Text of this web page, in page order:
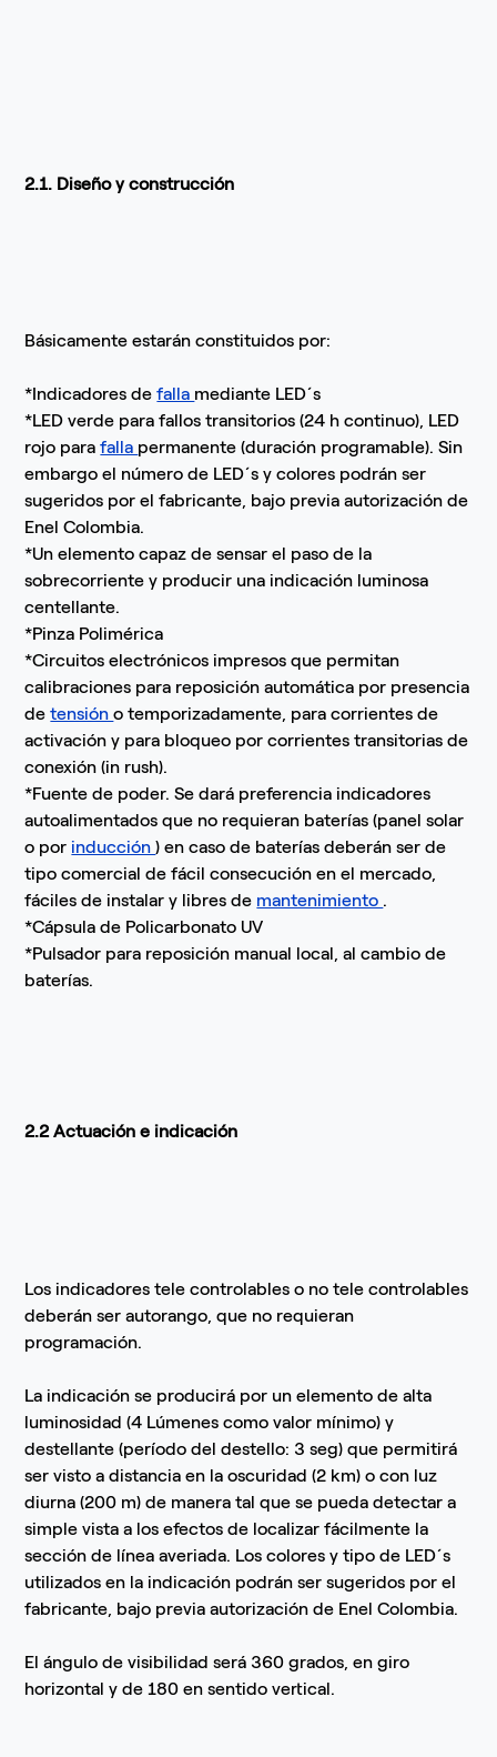
2.1. Diseño y construcción
Básicamente estarán constituidos por:
*Indicadores defalla mediante LED´s
*LED verde para fallos transitorios (24 h continuo), LED
rojo parafalla permanente (duración programable). Sin
embargo el número de LED´s y colores podrán ser
sugeridos por el fabricante, bajo previa autorización de
Enel Colombia.
*Un elemento capaz de sensar el paso de la
sobrecorriente y producir una indicación luminosa
centellante.
*Pinza Polimérica
*Circuitos electrónicos impresos que permitan
calibraciones para reposición automática por presencia
detensióno temporizadamente, para corrientes de
activación y para bloqueo por corrientes transitorias de
conexión (in rush).
*Fuente de poder. Se dará preferencia indicadores
autoalimentados que no requieran baterías (panel solar
o porinducción) en caso de baterías deberán ser de
tipo comercial de fácil consecución en el mercado,
fáciles de instalar y libres de mantenimiento .
*Cápsula de Policarbonato UV
*Pulsador para reposición manual local, al cambio de
baterías.
2.2 Actuación e indicación
Los indicadores tele controlables o no tele controlables
deberán ser autorango, que no requieran
programación.
La indicación se producirá por un elemento de alta
luminosidad (4 Lúmenes como valor mínimo) y
destellante (período del destello: 3 seg) que permitirá
ser visto a distancia en la oscuridad (2 km) o con luz
diurna (200 m) de manera tal que se pueda detectar a
simple vista a los efectos de localizar fácilmente la
sección de línea averiada. Los colores y tipo de LED´s
utilizados en la indicación podrán ser sugeridos por el
fabricante, bajo previa autorización de Enel Colombia.
El ángulo de visibilidad será 360 grados, en giro
horizontal y de 180 en sentido vertical.